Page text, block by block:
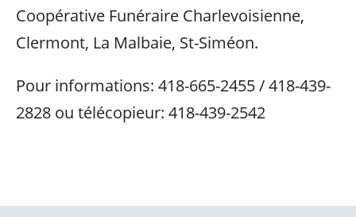
Coopérative Funéraire Charlevoisienne,
Clermont, La Malbaie, St-Siméon.
Pour informations: 418-665-2455 / 418-439-
2828 ou télécopieur: 418-439-2542